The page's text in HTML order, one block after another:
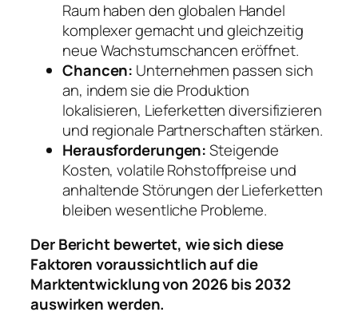
Raum haben den globalen Handel
komplexer gemacht und gleichzeitig
neue Wachstumschancen eröffnet.
Chancen: Unternehmen passen sich
an, indem sie die Produktion
lokalisieren, Lieferketten diversifizieren
und regionale Partnerschaften stärken.
Herausforderungen:Steigende
Kosten, volatile Rohstoffpreise und
anhaltende Störungen der Lieferketten
bleiben wesentliche Probleme.
Der Bericht bewertet, wie sich diese
Faktoren voraussichtlich auf die
Marktentwicklung von 2026 bis 2032
auswirken werden.